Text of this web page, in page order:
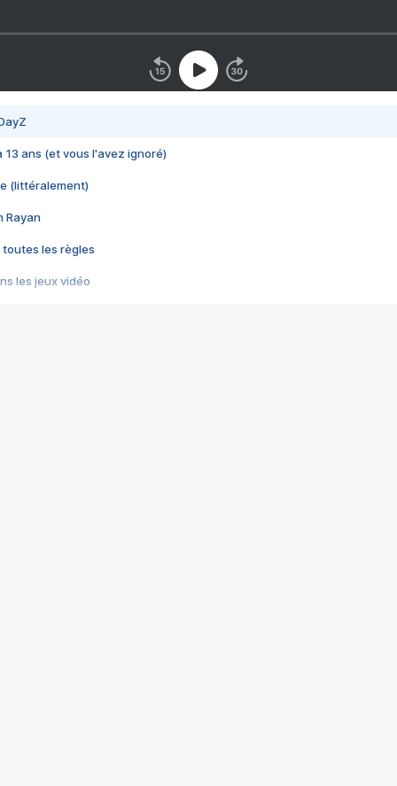
13 ans (et vous l'avez ignoré)
(littéralement)
Rayan
toutes les règles
les jeux vidéo